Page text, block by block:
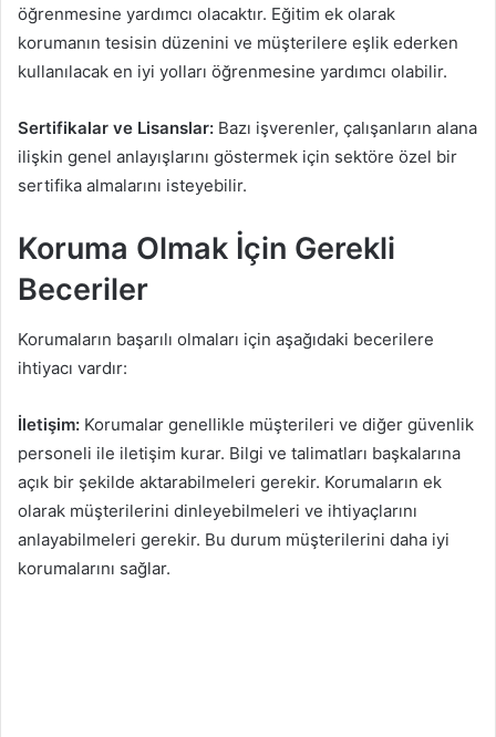
öğrenmesine yardımcı olacaktır. Eğitim ek olarak
korumanın tesisin düzenini ve müşterilere eşlik ederken
kullanılacak en iyi yolları öğrenmesine yardımcı olabilir.
Sertifikalar ve Lisanslar: Bazı işverenler, çalışanların alana
ilişkin genel anlayışlarını göstermek için sektöre özel bir
sertifika almalarını isteyebilir.
Koruma Olmak İçin Gerekli
Beceriler
Korumaların başarılı olmaları için aşağıdaki becerilere
ihtiyacı vardır:
İletişim: Korumalar genellikle müşterileri ve diğer güvenlik
personeli ile iletişim kurar. Bilgi ve talimatları başkalarına
açık bir şekilde aktarabilmeleri gerekir. Korumaların ek
olarak müşterilerini dinleyebilmeleri ve ihtiyaçlarını
anlayabilmeleri gerekir. Bu durum müşterilerini daha iyi
korumalarını sağlar.